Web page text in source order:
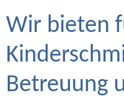
Wir bieten
Betreuung